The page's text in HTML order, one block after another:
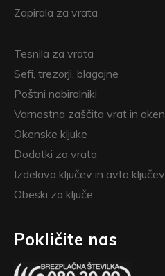
Zapirala za vrata
Tesnila za vrata
Sefi, trezorji, blagajne
Poštni nabiralniki
Varnostna zaščita vrat in oken
Okenske kljuke
Dodatki za vrata
Izdelava ključev in avto ključev
Obeski za ključe
Pokličite nas